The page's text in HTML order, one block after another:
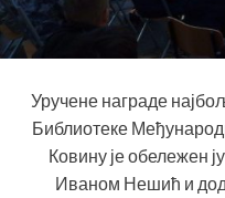
Уручене награде
Библиотеке
Ковину је обележен
Иваном Нешић и